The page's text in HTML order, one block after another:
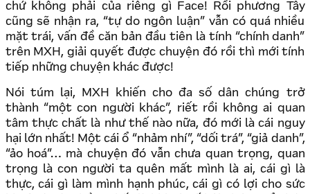
chứ không phải của riêng gì Face! Rồi phương Tây
cũng sẽ nhận ra, “tự do ngôn luận” vẫn có quá nhiều
mặt trái, vấn đề căn bản đầu tiên là tính “chính danh”
trên MXH, giải quyết được chuyện đó rồi thì mới tính
tiếp những chuyện khác được!
Nói túm lại, MXH khiến cho đa số dân chúng trở
thành “một con người khác”, riết rồi không ai quan
tâm thực chất là như thế nào nữa, đó mới là cái nguy
hại lớn nhất! Một cái ổ “nhảm nhí”, “dối trá”, “giả danh”,
“ảo hoá”… mà chuyện đó vẫn chưa quan trọng, quan
trọng là con người ta quên mất mình là ai, cái gì là
thực, cái gì làm mình hạnh phúc, cái gì có lợi cho sức